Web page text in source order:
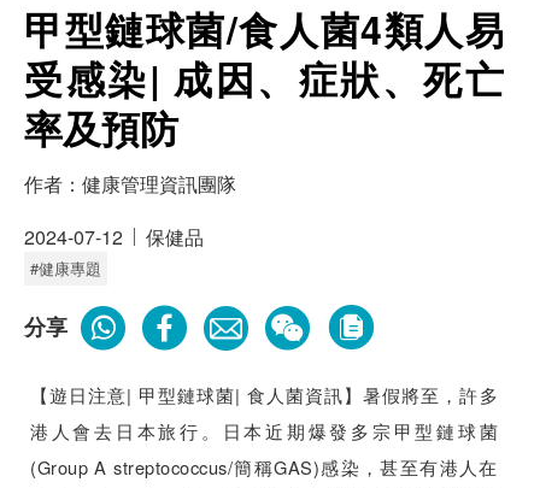
甲型鏈球菌/食人菌4類人易
受感染| 成因、症狀、死亡
率及預防
作者： 健康管理資訊團隊
2024-07-12
保健品
#健康專題
分享
【遊日注意| 甲型鏈球菌| 食人菌資訊】暑假將至，許多
港人會去日本旅行。日本近期爆發多宗甲型鏈球菌
(Group A streptococcus/簡稱GAS)感染，甚至有港人在